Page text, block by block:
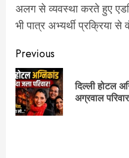
अलग से व्यवस्था करते हुए
भी पात्र अभ्यर्थी प्रक्रिया से
Post
navigation
Previous
दिल्ली होटल
अग्रवाल परिवार